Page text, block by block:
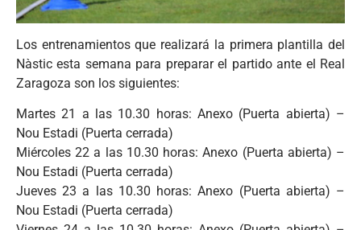
Los entrenamientos que realizará la primera plantilla del
Nàstic esta semana para preparar el partido ante el Real
Zaragoza son los siguientes:
Martes 21 a las 10.30 horas: Anexo (Puerta abierta) –
Nou Estadi (Puerta cerrada)
Miércoles 22 a las 10.30 horas: Anexo (Puerta abierta) –
Nou Estadi (Puerta cerrada)
Jueves 23 a las 10.30 horas: Anexo (Puerta abierta) –
Nou Estadi (Puerta cerrada)